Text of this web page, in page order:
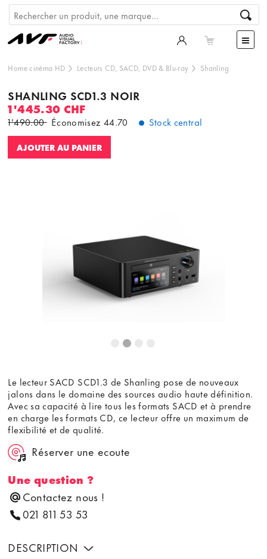
Home cinéma HD Lecteurs CD, SACD, DVD & Blu-ray Shanling
SHANLING SCD1.3 NOIR
1'445.30 CHF
1'490.00 Économisez 44.70 Stock central
AJOUTER AU PANIER
Le lecteur SACD SCD1.3 de Shanling pose de nouveaux
jalons dans le domaine des sources audio haute définition.
Avec sa capacité à lire tous les formats SACD et à prendre
en charge les formats CD, ce lecteur offre un maximum de
flexibilité et de qualité.
Réserver une ecoute
Une question ?
Contactez nous !
021 811 53 53
DESCRIPTION